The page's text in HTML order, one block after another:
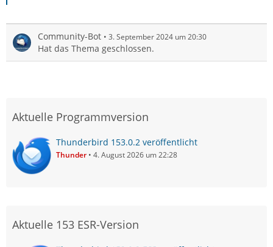
Community-Bot 3. September 2024 um 20:30
Hat das Thema geschlossen.
Aktuelle Programmversion
Thunderbird 153.0.2 veröffentlicht
Thunder 4. August 2026 um 22:28
Aktuelle 153 ESR-Version